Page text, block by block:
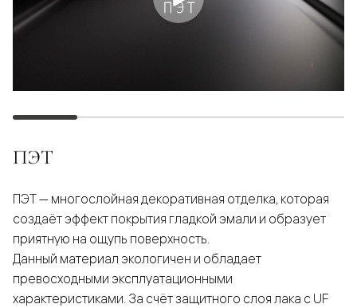
ПЭТ
ПЭТ — многослойная декоративная отделка, которая
создаёт эффект покрытия гладкой эмали и образует
приятную на ощупь поверхность.
Данный материал экологичен и обладает
превосходными эксплуатационными
характеристиками. За счёт защитного слоя лака с UF